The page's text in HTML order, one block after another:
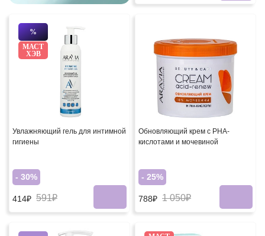
%
МАСТ
ХЭВ
Увлажняющий гель для интимной
гигиены
- 30%
414₽ 591₽
Обновляющий крем с PHA-
кислотами и мочевиной
- 25%
788₽ 1 050₽